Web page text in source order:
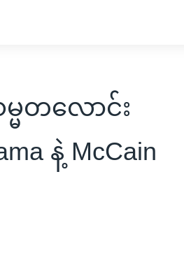
တလောင်း
နဲ့ McCain